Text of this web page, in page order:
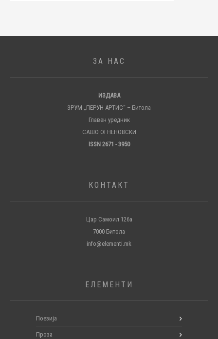
ЗА НАС
ИЗДАВА
ЗРУМ „ПЕРУН АРТИС“ – Битола
Главен уредник
САШО ОГНЕНОВСКИ
ISSN 2671 - 3950
КОНТАКТ
Цар Самоил 126а
7000 Битола
info@elementi.mk
ЕЛЕМЕНТИ
Поезија
Проза